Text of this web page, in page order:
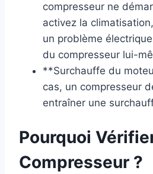
compresseur ne
activez la
un problème
du compresseur lui-
**Surchauffe du
cas, un compresseur
entraîner une
Pourquoi
Compresseur ?